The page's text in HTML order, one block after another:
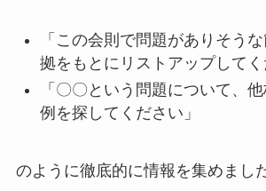
「この会則で問題がありそう
拠をもとにリストアップしてく
「〇〇という問題について、
例を探してください」
のように徹底的に情報を集めました